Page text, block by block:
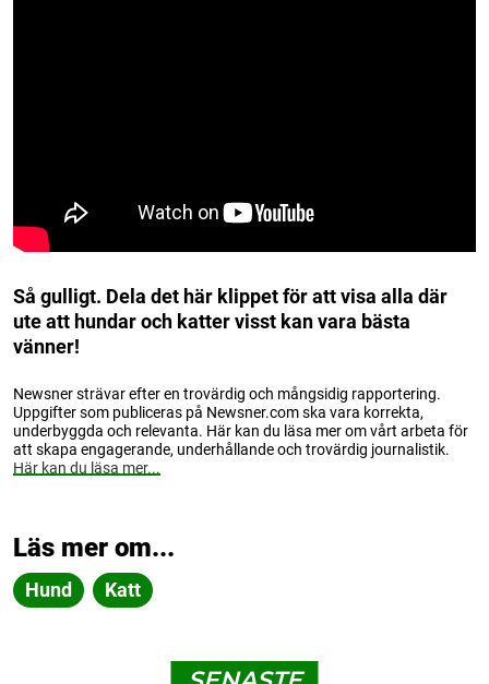
Så gulligt. Dela det här klippet för att visa alla där
ute att hundar och katter visst kan vara bästa
vänner!
Newsner strävar efter en trovärdig och mångsidig rapportering.
Uppgifter som publiceras på Newsner.com ska vara korrekta,
underbyggda och relevanta. Här kan du läsa mer om vårt arbeta för
att skapa engagerande, underhållande och trovärdig journalistik.
Här kan du läsa mer...
Läs mer om...
Hund Katt